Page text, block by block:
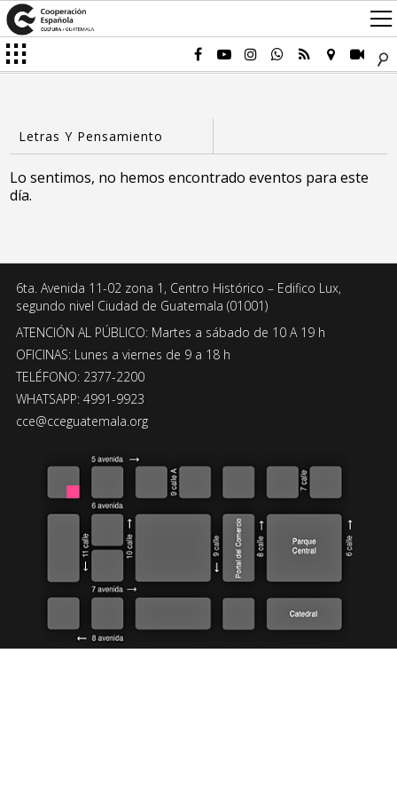
Lo sentimos, no hemos encontrado eventos para este
día.
6ta. Avenida 11-02 zona 1, Centro Histórico – Edifico Lux,
segundo nivel Ciudad de Guatemala (01001)
ATENCIÓN AL PÚBLICO: Martes a sábado de 10 A 19 h
OFICINAS: Lunes a viernes de 9 a 18 h
TELÉFONO: 2377-2200
WHATSAPP: 4991-9923
cce@cceguatemala.org